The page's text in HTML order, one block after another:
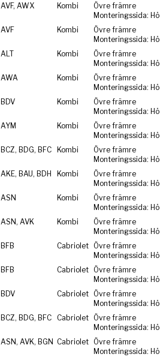
AVF, AWX Kombi
Övre främre
Monteringssida: Hö
AVF Kombi
Övre främre
Monteringssida: Hö
ALT Kombi
Övre främre
Monteringssida: Hö
AWA Kombi
Övre främre
Monteringssida: Hö
BDV Kombi
Övre främre
Monteringssida: Hö
AYM Kombi
Övre främre
Monteringssida: Hö
BCZ, BDG, BFC Kombi
Övre främre
Monteringssida: Hö
AKE, BAU, BDH Kombi
Övre främre
Monteringssida: Hö
ASN Kombi
Övre främre
Monteringssida: Hö
ASN, AVK Kombi
Övre främre
Monteringssida: Hö
BFB Cabriolet
Övre främre
Monteringssida: Hö
BFB Cabriolet
Övre främre
Monteringssida: Hö
BDV Cabriolet
Övre främre
Monteringssida: Hö
BCZ, BDG, BFC Cabriolet
Övre främre
Monteringssida: Hö
ASN, AVK, BGN Cabriolet
Övre främre
Monteringssida: Hö